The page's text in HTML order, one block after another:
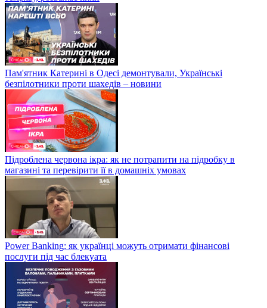
Пам'ятник Катерині в Одесі демонтували, Українські
безпілотники проти шахедів – новини
Підроблена червона ікра: як не потрапити на підробку в
магазині та перевірити її в домашніх умовах
Power Banking: як українці можуть отримати фінансові
послуги під час блекуата